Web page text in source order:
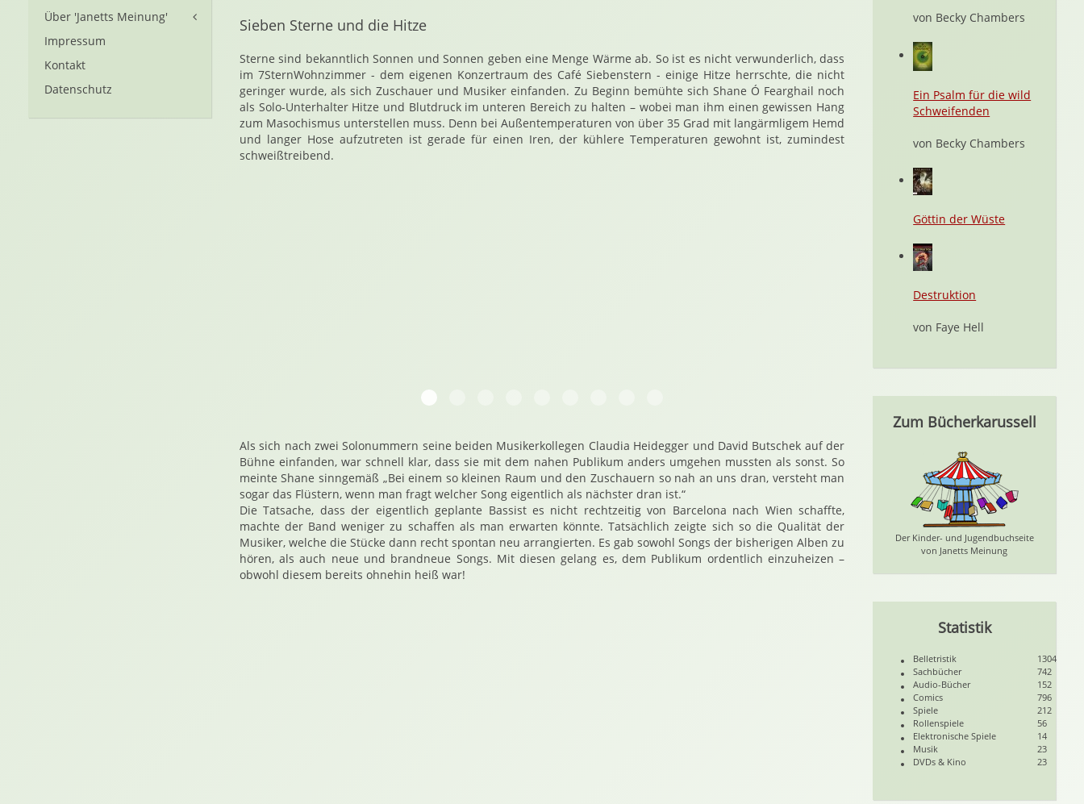
Sieben Sterne und die Hitze
Sterne sind bekanntlich Sonnen und Sonnen geben eine Menge Wärme ab. So ist es nicht verwunderlich, dass
im 7SternWohnzimmer - dem eigenen Konzertraum des Café Siebenstern - einige Hitze herrschte, die nicht
geringer wurde, als sich Zuschauer und Musiker einfanden. Zu Beginn bemühte sich Shane Ó Fearghail noch
als Solo-Unterhalter Hitze und Blutdruck im unteren Bereich zu halten – wobei man ihm einen gewissen Hang
zum Masochismus unterstellen muss. Denn bei Außentemperaturen von über 35 Grad mit langärmligem Hemd
und langer Hose aufzutreten ist gerade für einen Iren, der kühlere Temperaturen gewohnt ist, zumindest
schweißtreibend.
20180729 193252 Shane Or Fearghail Cafe Siebenstern 5411
20180729 214444 Shane Or Fearghail Cafe Siebenstern 6856
20180729 221435 Shane Or Fearghail Cafe Siebenstern 7682
20180729 221438 Shane Or Fearghail Cafe Siebenstern 7688
20180729 221451 Shane Or Fearghail Bw Cafe Siebenstern 7709
20180729 221850 Shane Or Fearghail Bw Cafe Siebenstern 7798
Als sich nach zwei Solonummern seine beiden Musikerkollegen Claudia Heidegger und David Butschek auf der
Bühne einfanden, war schnell klar, dass sie mit dem nahen Publikum anders umgehen mussten als sonst. So
meinte Shane sinngemäß „Bei einem so kleinen Raum und den Zuschauern so nah an uns dran, versteht man
sogar das Flüstern, wenn man fragt welcher Song eigentlich als nächster dran ist.“
Die Tatsache, dass der eigentlich geplante Bassist es nicht rechtzeitig von Barcelona nach Wien schaffte,
machte der Band weniger zu schaffen als man erwarten könnte. Tatsächlich zeigte sich so die Qualität der
Musiker, welche die Stücke dann recht spontan neu arrangierten. Es gab sowohl Songs der bisherigen Alben zu
hören, als auch neue und brandneue Songs. Mit diesen gelang es, dem Publikum ordentlich einzuheizen –
obwohl diesem bereits ohnehin heiß war!
Über 'Janetts Meinung'
Impressum
Kontakt
Datenschutz
von Becky Chambers
Ein Psalm für die wild
Schweifenden
von Becky Chambers
Göttin der Wüste
Destruktion
von Faye Hell
Zum Bücherkarussell
Der Kinder- und Jugendbuchseite
von Janetts Meinung
Statistik
Belletristik
1304
Sachbücher
742
Audio-Bücher
152
Comics
796
Spiele
212
Rollenspiele
56
Elektronische Spiele
14
Musik
23
DVDs & Kino
23